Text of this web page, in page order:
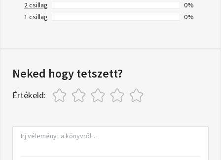
2 csillag
0%
1 csillag
0%
Neked hogy tetszett?
Értékeld: